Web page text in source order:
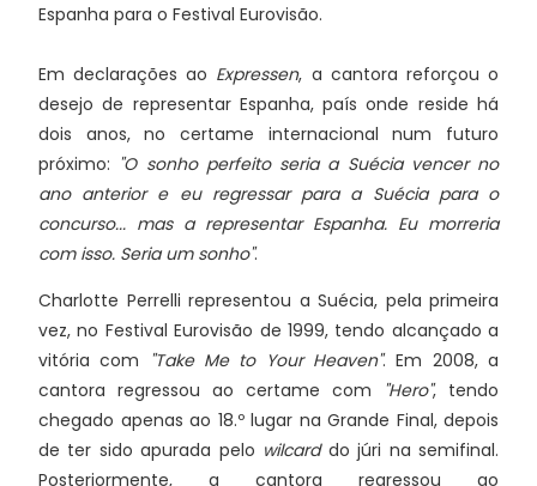
Espanha para o Festival Eurovisão.
Em declarações ao Expressen, a cantora reforçou o
desejo de representar Espanha, país onde reside há
dois anos, no certame internacional num futuro
próximo: "O sonho perfeito seria a Suécia vencer no
ano anterior e eu regressar para a Suécia para o
concurso... mas a representar Espanha. Eu morreria
com isso. Seria um sonho".
Charlotte Perrelli representou a Suécia, pela primeira
vez, no Festival Eurovisão de 1999, tendo alcançado a
vitória com "Take Me to Your Heaven". Em 2008, a
cantora regressou ao certame com "Hero", tendo
chegado apenas ao 18.º lugar na Grande Final, depois
de ter sido apurada pelo wilcard do júri na semifinal.
Posteriormente, a cantora regressou ao